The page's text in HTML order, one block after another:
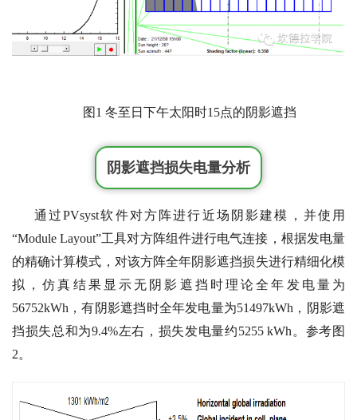
图1 冬至日下午太阳时15点的阴影遮挡
阴影遮挡损失电量分析
通过PVsyst软件对方阵进行近场阴影建模，并使用
“Module Layout”工具对方阵组件进行电气连接，根据发电量
的精确计算模式，对该方阵全年阴影遮挡损失进行精细化模
拟，仿真结果显示无阴影遮挡时理论全年发电量为
56752kWh，有阴影遮挡时全年发电量为51497kWh，阴影遮
挡损失总和为9.4%左右，损失发电量约5255 kWh。参考图
2。